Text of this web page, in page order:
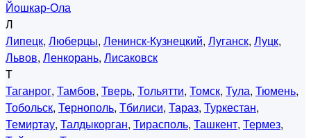
Йошкар-Ола
Л
Липецк, Люберцы, Ленинск-Кузнецкий, Луганск, Луцк,
Львов, Ленкорань, Лисаковск
Т
Таганрог, Тамбов, Тверь, Тольятти, Томск, Тула, Тюмень,
Тобольск, Тернополь, Тбилиси, Тараз, Туркестан,
Темиртау, Талдыкорган, Тирасполь, Ташкент, Термез,